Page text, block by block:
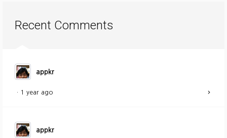
Recent Comments
appkr
· 1 year ago
appkr